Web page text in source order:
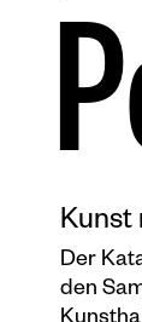
P
Kunst
Der
den